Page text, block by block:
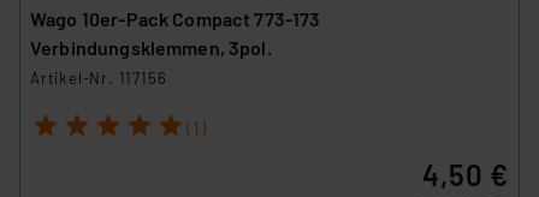
Wago 10er-Pack Compact 773-173
Verbindungsklemmen, 3pol.
Artikel-Nr. 117156
1 2 3 4 5 (1)
4,50 €